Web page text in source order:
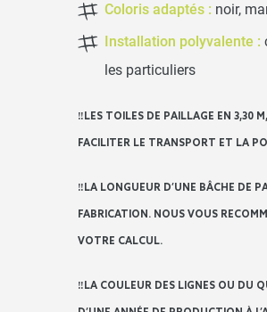
Coloris adaptés : noir,
Installation polyvalente :
les particuliers
‼️LES TOILES DE PAILLAGE EN 3,30
FACILITER LE TRANSPORT ET LA
‼️LA LONGUEUR D’UNE BÂCHE DE
FABRICATION. NOUS VOUS
VOTRE CALCUL.
‼️LA COULEUR DES LIGNES OU DU